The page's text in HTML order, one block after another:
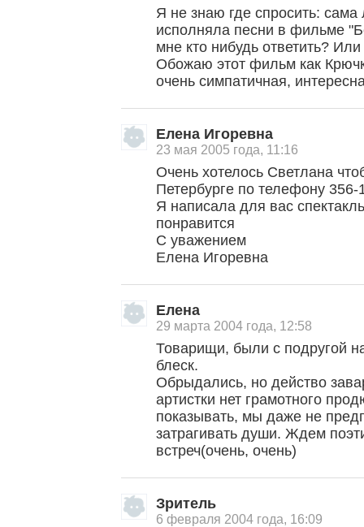
Я не знаю где спросить:
исполняла песни в фильме
мне кто нибудь ответить?
Обожаю этот фильм как
очень симпатичная,
Елена Игоревна
23 мая 2005 года, 11:16
Очень хотелось Светлана
Петербурге по телефону 356-
Я написала для вас
понравится
С уважением
Елена Игоревна
Елена
29 марта 2004 года, 12:58
Товарищи, были с подругой
блеск.
Обрыдались, но действо
артистки нет грамотного
показывать, мы даже не
затрагивать души. Ждем
встреч(очень, очень)
Зритель
6 февраля 2004 года, 16:09